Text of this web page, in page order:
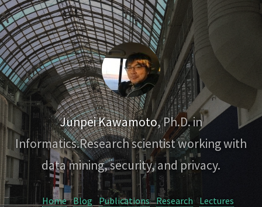
Junpei Kawamoto, Ph.D. in
Informatics.Research scientist working with
data mining, security, and privacy.
Home Blog Publications Research
Lectures